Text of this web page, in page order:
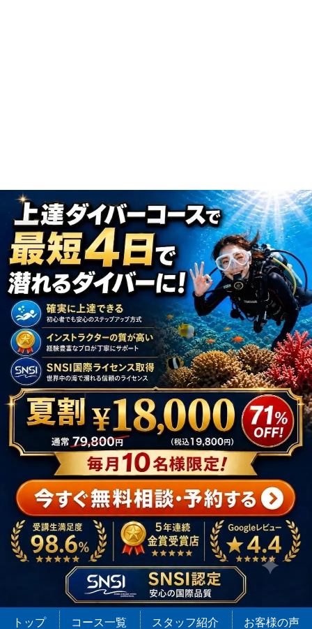
トップ コース一覧 スタッフ紹介 お客様の声